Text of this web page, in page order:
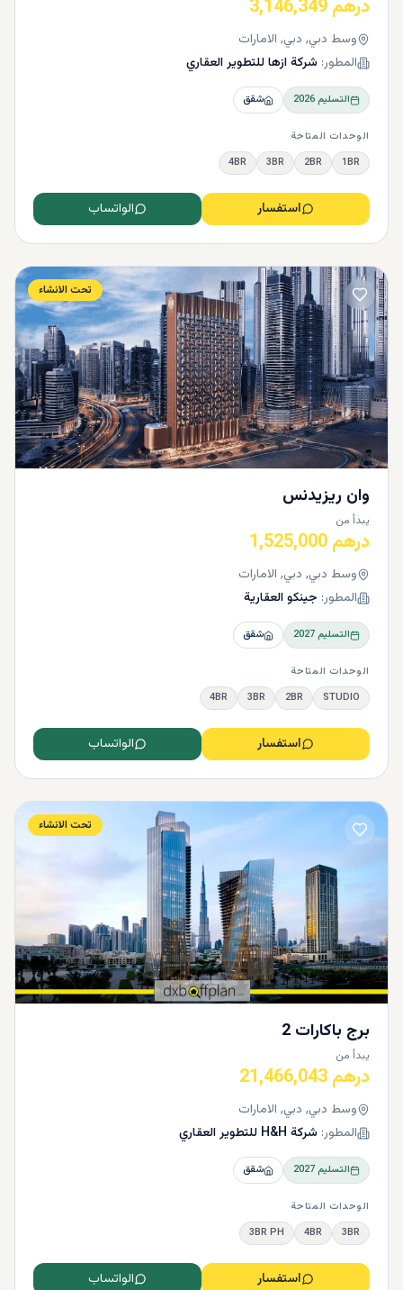
درهم 3,146,349
وسط دبي, دبي, الامارات
المطور: شركة ازها للتطوير العقاري
التسليم2026 شقق
الوحدات المتاحة
1BR
2BR
3BR
4BR
استفسار الواتساب
تحت الانشاء
وان ريزيدنس
يبدأ من
درهم 1,525,000
وسط دبي, دبي, الامارات
المطور: جينكو العقارية
التسليم2027 شقق
الوحدات المتاحة
STUDIO
2BR
3BR
4BR
استفسار الواتساب
تحت الانشاء
برج باكارات 2
يبدأ من
درهم 21,466,043
وسط دبي, دبي, الامارات
المطور: شركة H&H للتطوير العقاري
التسليم2027 شقق
الوحدات المتاحة
3BR
4BR
3BR PH
استفسار الواتساب